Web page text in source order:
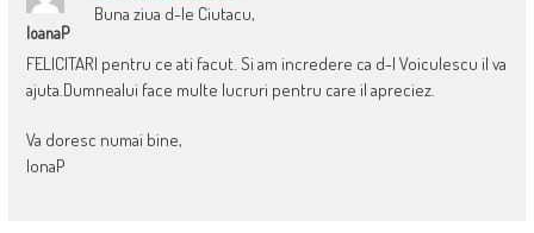
IoanaP
Buna ziua d-le Ciutacu,
FELICITARI pentru ce ati facut. Si am incredere ca d-l Voiculescu il va
ajuta.Dumnealui face multe lucruri pentru care il apreciez.
Va doresc numai bine,
IonaP